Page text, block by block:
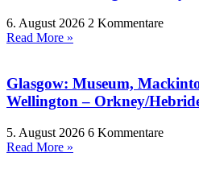
6. August 2026 2 Kommentare
Read More »
Glasgow: Museum,
Wellington – Orkney/
5. August 2026 6 Kommentare
Read More »